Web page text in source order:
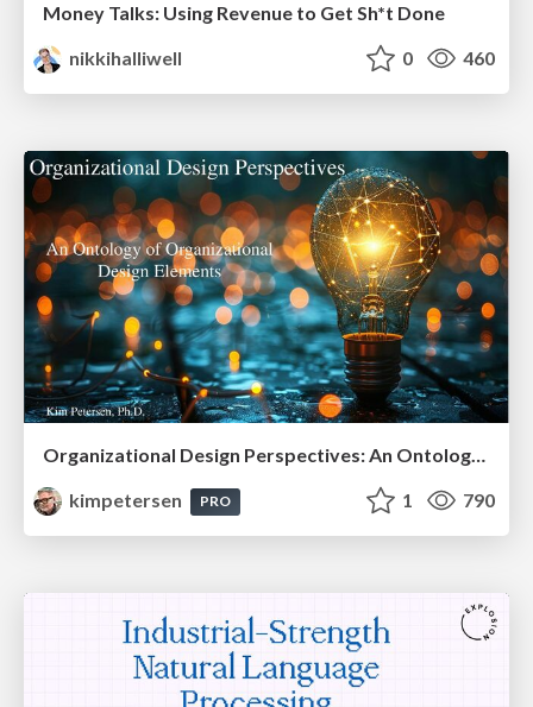
Money Talks: Using Revenue to Get Sh*t Done
nikkihalliwell
0 460
Organizational Design Perspectives: An Ontology of Organizational Design Elements
kimpetersen
PRO 1 790